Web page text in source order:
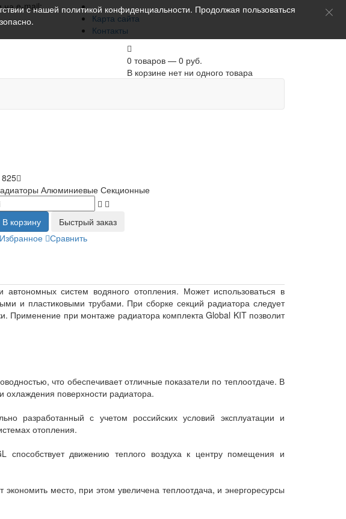
на e-mail:
Карта сайта
Контакты
0 товаров — 0 руб.
В корзине нет ни одного товара
Алюминиевые Секционные
В корзину
Быстрый заказ
Избранное
Сравнить
систем водяного отопления. Может использоваться в
и пластиковыми трубами. При сборке секций радиатора следует
Применение при монтаже радиатора комплекта Global KIT позволит
что обеспечивает отличные показатели по теплоотдаче. В
охлаждения поверхности радиатора.
разработанный с учетом российских условий эксплуатации и
отопления.
движению теплого воздуха к центру помещения и
место, при этом увеличена теплоотдача, и энергоресурсы
с нашей политикой конфиденциальности. Продолжая пользоваться